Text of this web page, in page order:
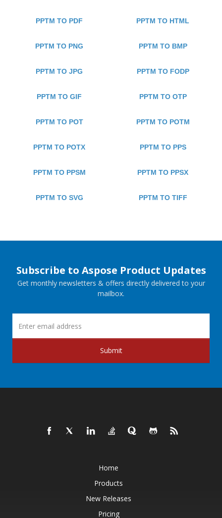
PPTM TO PDF PPTM TO HTML
PPTM TO PNG PPTM TO BMP
PPTM TO JPG PPTM TO FODP
PPTM TO GIF PPTM TO OTP
PPTM TO POT PPTM TO POTM
PPTM TO POTX PPTM TO PPS
PPTM TO PPSM PPTM TO PPSX
PPTM TO SVG PPTM TO TIFF
Subscribe to Aspose Product Updates
Get monthly newsletters & offers directly delivered to your
mailbox.
Submit
Home
Products
New Releases
Pricing